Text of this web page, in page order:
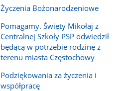
Życzenia Bożonarodzeniowe
Pomagamy. Święty Mikołaj z
Centralnej Szkoły PSP odwiedził
będącą w potrzebie rodzinę z
terenu miasta Częstochowy
Podziękowania za życzenia i
współpracę